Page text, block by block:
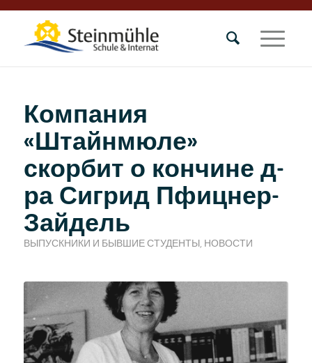
Компания
«Штайнмюле»
скорбит о кончине д-
ра Сигрид Пфицнер-
Зайдель
ВЫПУСКНИКИ И БЫВШИЕ СТУДЕНТЫ , НОВОСТИ